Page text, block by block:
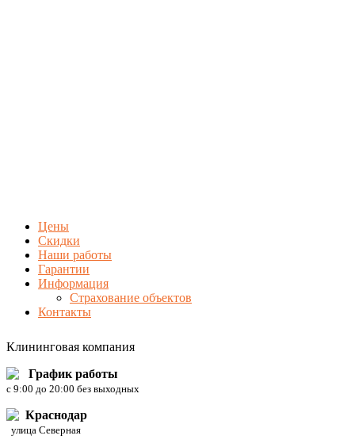
Цены
Скидки
Наши работы
Гарантии
Информация
Страхование объектов
Контакты
Клининговая компания
График работы
c 9:00 до 20:00 без выходных
Краснодар
улица Северная